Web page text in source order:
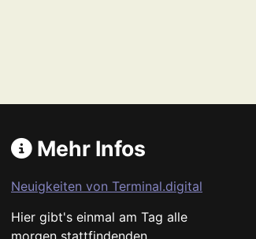
Mehr Infos
Neuigkeiten von Terminal.digital
Hier gibt's einmal am Tag alle
morgen stattfindenden